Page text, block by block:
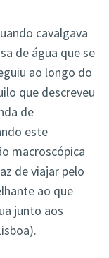
cavalgava
de água que se
ao longo do
que descreveu
de
este
macroscópica
de viajar pelo
ao que
junto aos